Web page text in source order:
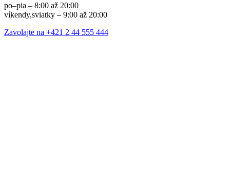
po–pia – 8:00 až 20:00
víkendy,sviatky – 9:00 až 20:00
Zavolajte na +421 2 44 555 444